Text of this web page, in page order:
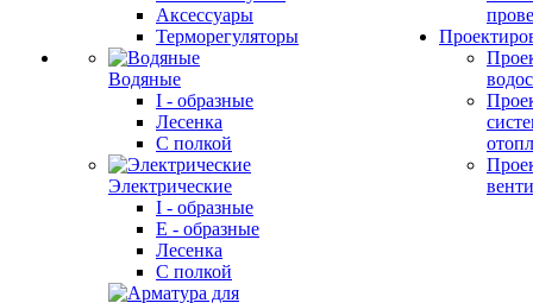
Аксессуары
Терморегуляторы
Водяные
I - образные
Лесенка
С полкой
Электрические
I - образные
E - образные
Лесенка
С полкой